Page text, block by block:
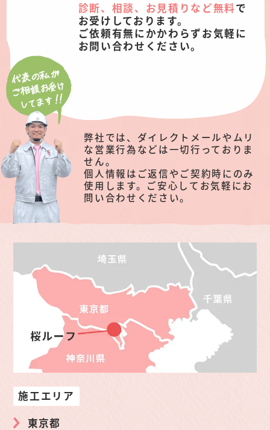
診断、相談、お見積りなど無料で
お受けしております。
ご依頼有無にかかわらずお気軽に
お問い合わせください。
弊社では、ダイレクトメールやムリ
な営業行為などは一切行っておりま
せん。
個人情報はご返信やご契約時にのみ
使用します。ご安心してお気軽にお
問い合わせください。
施工エリア
東京都